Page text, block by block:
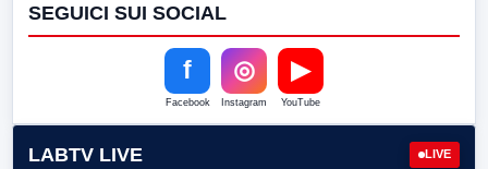
SEGUICI SUI SOCIAL
f
Facebook
◎
Instagram
▶
YouTube
LABTV LIVE LIVE